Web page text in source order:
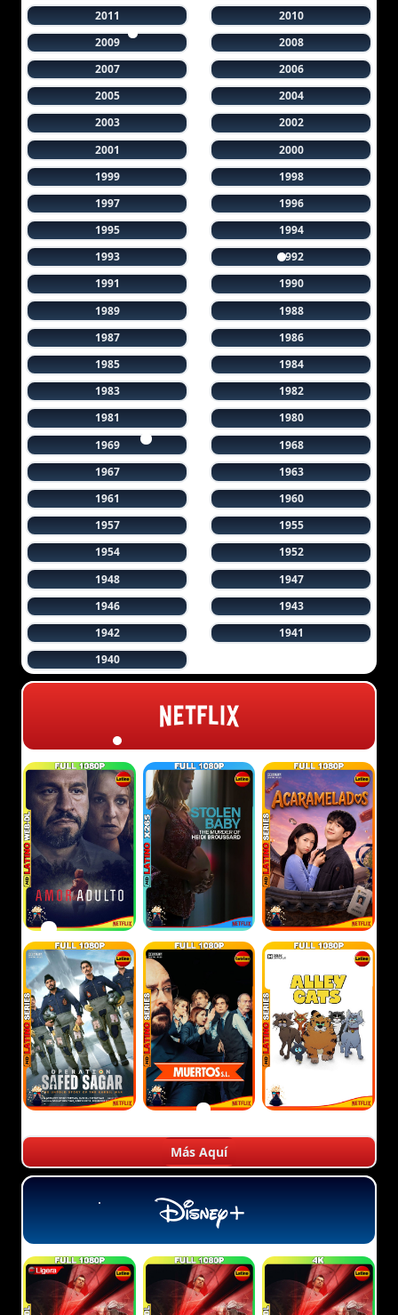
2011
2010
2009
2008
2007
2006
2005
2004
2003
2002
2001
2000
1999
1998
1997
1996
1995
1994
1993
1992
1991
1990
1989
1988
1987
1986
1985
1984
1983
1982
1981
1980
1969
1968
1967
1963
1961
1960
1957
1955
1954
1952
1948
1947
1946
1943
1942
1941
1940
Más Aquí